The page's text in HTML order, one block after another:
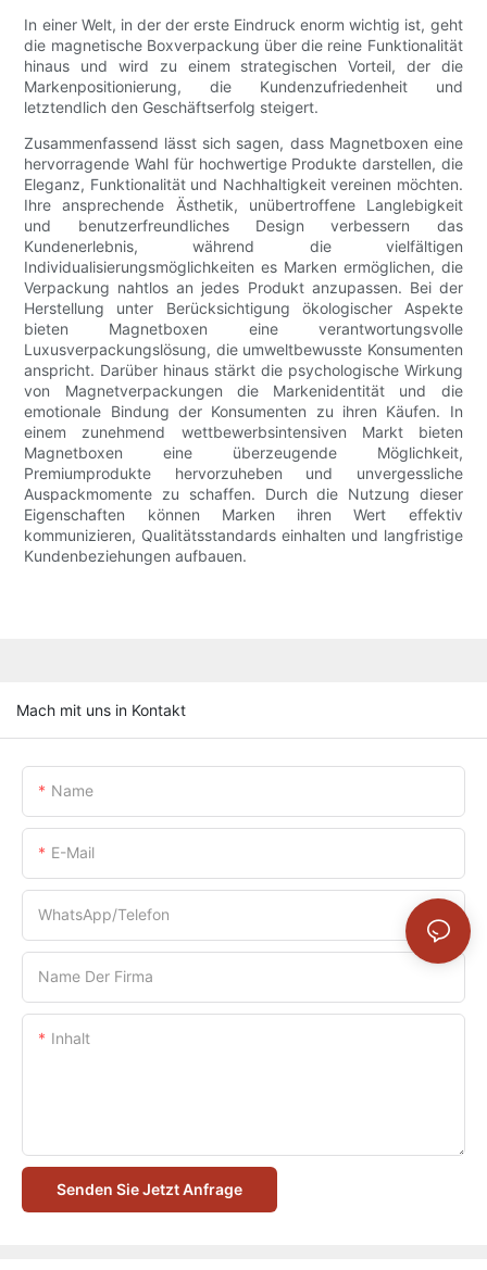
In einer Welt, in der der erste Eindruck enorm wichtig ist, geht
die magnetische Boxverpackung über die reine Funktionalität
hinaus und wird zu einem strategischen Vorteil, der die
Markenpositionierung, die Kundenzufriedenheit und
letztendlich den Geschäftserfolg steigert.
Zusammenfassend lässt sich sagen, dass Magnetboxen eine
hervorragende Wahl für hochwertige Produkte darstellen, die
Eleganz, Funktionalität und Nachhaltigkeit vereinen möchten.
Ihre ansprechende Ästhetik, unübertroffene Langlebigkeit
und benutzerfreundliches Design verbessern das
Kundenerlebnis, während die vielfältigen
Individualisierungsmöglichkeiten es Marken ermöglichen, die
Verpackung nahtlos an jedes Produkt anzupassen. Bei der
Herstellung unter Berücksichtigung ökologischer Aspekte
bieten Magnetboxen eine verantwortungsvolle
Luxusverpackungslösung, die umweltbewusste Konsumenten
anspricht. Darüber hinaus stärkt die psychologische Wirkung
von Magnetverpackungen die Markenidentität und die
emotionale Bindung der Konsumenten zu ihren Käufen. In
einem zunehmend wettbewerbsintensiven Markt bieten
Magnetboxen eine überzeugende Möglichkeit,
Premiumprodukte hervorzuheben und unvergessliche
Auspackmomente zu schaffen. Durch die Nutzung dieser
Eigenschaften können Marken ihren Wert effektiv
kommunizieren, Qualitätsstandards einhalten und langfristige
Kundenbeziehungen aufbauen.
Mach mit uns in Kontakt
Name
E-Mail
WhatsApp/Telefon
Name Der Firma
Inhalt
Senden Sie Jetzt Anfrage